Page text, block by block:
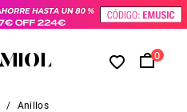
0
/ Anillos